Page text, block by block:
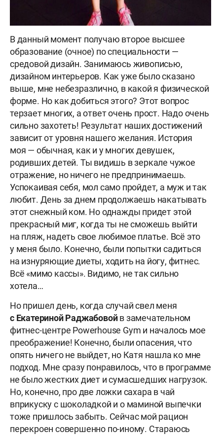
В данный момент получаю второе высшее
образование (очное) по специальности —
средовой дизайн. Занимаюсь живописью,
дизайном интерьеров. Как уже было сказано
выше, мне небезразлично, в какой я физической
форме. Но как добиться этого? Этот вопрос
терзает многих, а ответ очень прост. Надо очень
сильно захотеть! Результат наших достижений
зависит от уровня нашего желания. История
моя — обычная, как и у многих девушек,
родивших детей. Ты видишь в зеркале чужое
отражение, но ничего не предпринимаешь.
Успокаивая себя, мол само пройдет, а муж и так
любит. День за днем продолжаешь накатывать
этот снежный ком. Но однажды придет этой
прекрасный миг, когда ты не сможешь выйти
на пляж, надеть свое любимое платье. Всё это
у меня было. Конечно, были попытки садиться
на изнуряющие диеты, ходить на йогу, фитнес.
Всё «мимо кассы». Видимо, не так сильно
хотела…
Но пришел день, когда случай свел меня
с Екатериной Раджабовойв замечательном
фитнес-центре Powerhouse Gym и началось мое
преображение! Конечно, были опасения, что
опять ничего не выйдет, но Катя нашла ко мне
подход. Мне сразу понравилось, что в программе
не было жестких диет и сумасшедших нагрузок.
Но, конечно, про две ложки сахара в чай
вприкуску с шоколадкой и о маминой выпечки
тоже пришлось забыть. Сейчас мой рацион
перекроен совершенно по-иному. Стараюсь